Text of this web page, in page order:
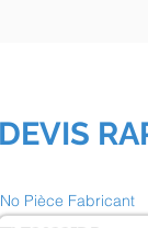
No Pièce Fabricant